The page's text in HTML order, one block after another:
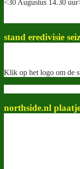
<30 Augustus 14.30
stand eredivisie
Klik op het logo om de
northside.nl